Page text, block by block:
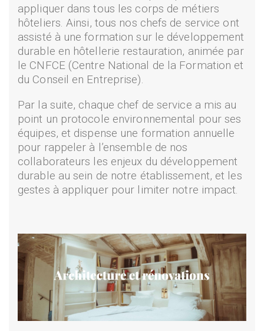
appliquer dans tous les corps de métiers
hôteliers. Ainsi, tous nos chefs de service ont
assisté à une formation sur le développement
durable en hôtellerie restauration, animée par
le CNFCE (Centre National de la Formation et
du Conseil en Entreprise).
Par la suite, chaque chef de service a mis au
point un protocole environnemental pour ses
équipes, et dispense une formation annuelle
pour rappeler à l’ensemble de nos
collaborateurs les enjeux du développement
durable au sein de notre établissement, et les
gestes à appliquer pour limiter notre impact.